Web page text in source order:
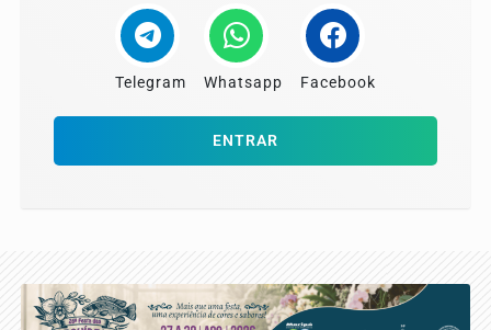
Telegram Whatsapp Facebook
ENTRAR